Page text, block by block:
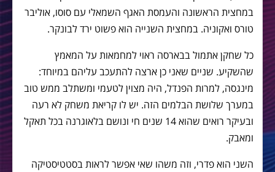
במחצית הראשונה והעמסת האגף השמאלי עם סוסו, אוליבר
טורס ואקוניה. במחצית השנייה הוא פשוט ירד לבונקר.
כל שחקן אתמול בבארסה ראוי למחמאות על המאמץ
שהשקיע. שניים שאני כן ארצה להתעכב עליהם במיוחד:
מינגסה, למרות הפנדל, היה מצוין לטעמי ומשתלב ממש טוב
במערך שלושת הבלמים הזה. יש לו קריאת משחק לא רעה
ובעיקר רואים שהוא 14 שנים חי ונושם בלאוגרנה בכל תאקל
ומאבק.
השני הוא פדרי, וזה משהו שאי אפשר לראות בסטטיסטיקה